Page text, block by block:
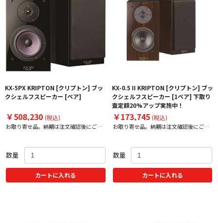
KX-5PX KRIPTON [クリプトン] ブッ
クシェルフスピーカー [ペア]
￥508,230 (税込)
お取り寄せ品。納期は注文確認後にご案
数量
カートに入れる
KX-0.5 II KRIPTON [クリプトン] ブッ
クシェルフスピーカー [1ペア] 下取り
査定額20%アップ実施中！
￥173,745 (税込)
お取り寄せ品。納期は注文確認後にご案
数量
カートに入れる